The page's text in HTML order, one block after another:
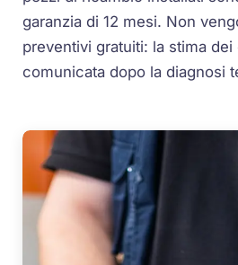
garanzia di 12 mesi. Non
preventivi gratuiti: la stima
comunicata dopo la diagnosi